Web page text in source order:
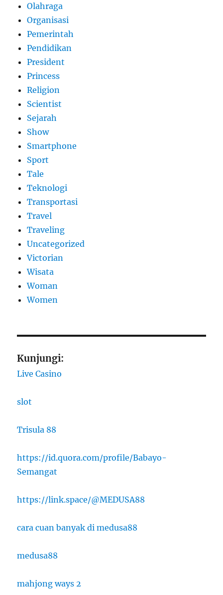
Olahraga
Organisasi
Pemerintah
Pendidikan
President
Princess
Religion
Scientist
Sejarah
Show
Smartphone
Sport
Tale
Teknologi
Transportasi
Travel
Traveling
Uncategorized
Victorian
Wisata
Woman
Women
Kunjungi:
Live Casino
slot
Trisula 88
https://id.quora.com/profile/Babayo-
Semangat
https://link.space/@MEDUSA88
cara cuan banyak di medusa88
medusa88
mahjong ways 2